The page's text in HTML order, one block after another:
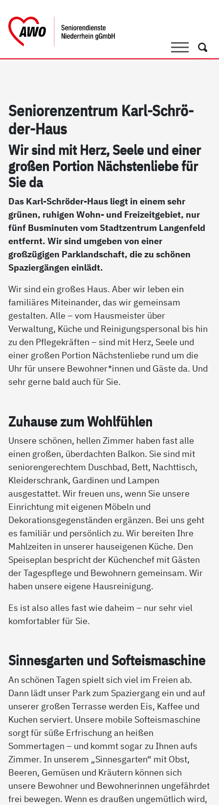
SucheSuche
Se­nio­ren­zen­trum Karl-Schrö­
der-Haus
Wir sind mit Herz, See­le und ei­ner
gro­ßen Por­ti­on Nächs­ten­lie­be für
Sie da
Das Karl-Schröder-Haus liegt in einem sehr
grünen, ruhigen Wohn- und Freizeitgebiet, nur
fünf Busminuten vom Stadtzentrum Langenfeld
entfernt. Wir sind umgeben von einer
großzügigen Parklandschaft, die zu schönen
Spaziergängen einlädt.
Wir sind ein großes Haus. Aber wir leben ein
familiäres Miteinander, das wir gemeinsam
gestalten. Alle – vom Hausmeister über
Verwaltung, Küche und Reinigungspersonal bis hin
zu den Pflegekräften – sind mit Herz, Seele und
einer großen Portion Nächstenliebe rund um die
Uhr für unsere Bewohner*innen und Gäste da. Und
sehr gerne bald auch für Sie.
Zu­hau­se zum Wohl­füh­len
Unsere schönen, hellen Zimmer haben fast alle
einen großen, überdachten Balkon. Sie sind mit
seniorengerechtem Duschbad, Bett, Nachttisch,
Kleiderschrank, Gardinen und Lampen
ausgestattet. Wir freuen uns, wenn Sie unsere
Einrichtung mit eigenen Möbeln und
Dekorationsgegenständen ergänzen. Bei uns geht
es familiär und persönlich zu. Wir bereiten Ihre
Mahlzeiten in unserer hauseigenen Küche. Den
Speiseplan bespricht der Küchenchef mit Gästen
der Tagespflege und Bewohnern gemeinsam. Wir
haben unsere eigene Hausreinigung.
Es ist also alles fast wie daheim – nur sehr viel
komfortabler für Sie.
Sin­nes­gar­ten und Sof­t­eis­ma­schi­ne
An schönen Tagen spielt sich viel im Freien ab.
Dann lädt unser Park zum Spaziergang ein und auf
unserer großen Terrasse werden Eis, Kaffee und
Kuchen serviert. Unsere mobile Softeismaschine
sorgt für süße Erfrischung an heißen
Sommertagen – und kommt sogar zu Ihnen aufs
Zimmer. In unserem „Sinnesgarten“ mit Obst,
Beeren, Gemüsen und Kräutern können sich
unsere Bewohner und Bewohnerinnen ungefährdet
frei bewegen. Wenn es draußen ungemütlich wird,